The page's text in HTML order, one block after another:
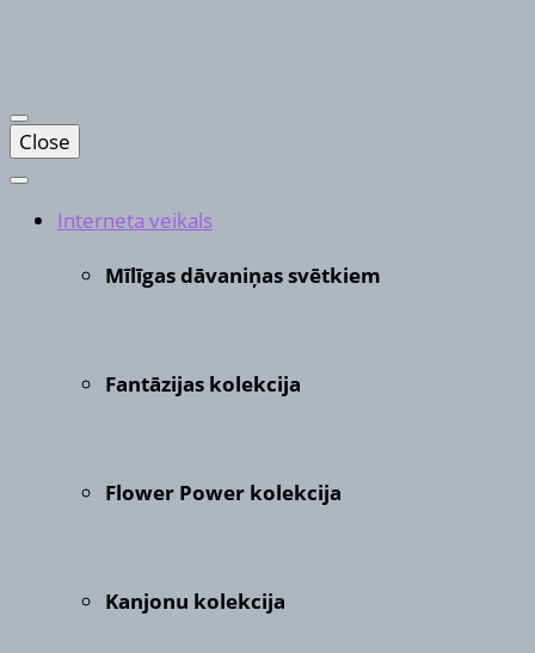
Close
Interneta veikals
Mīlīgas dāvaniņas svētkiem
Fantāzijas kolekcija
Flower Power kolekcija
Kanjonu kolekcija